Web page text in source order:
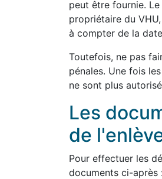
peut être fournie.
propriétaire du
à compter de la
Toutefois, ne pas
pénales. Une fois
ne sont plus
Les
de
Pour effectuer les
documents ci-après